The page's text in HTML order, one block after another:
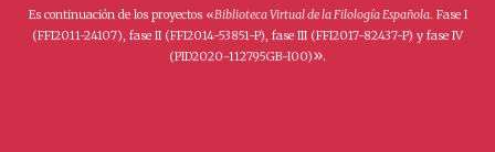
Es continuación de los proyectos «Biblioteca Virtual de la Filología Española. Fase I
(FFI2011-24107), fase II (FFI2014-53851-P), fase III (FFI2017-82437-P) y fase IV
(PID2020-112795GB-I00)».